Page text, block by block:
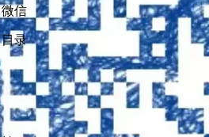
微信
目录